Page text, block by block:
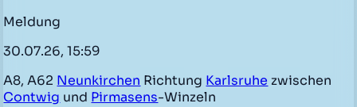
Meldung
30.07.26, 15:59
A8, A62 Neunkirchen Richtung Karlsruhe zwischen
Contwig und Pirmasens-Winzeln